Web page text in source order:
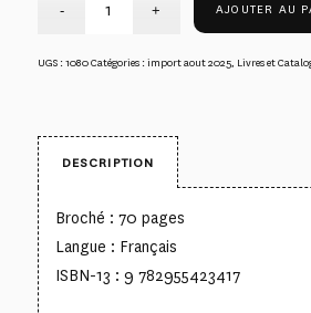
AJOUTER AU
UGS :1080Catégories :import aout 2025, Livres et
DESCRIPTION
Broché : 70 pages
Langue : Français
ISBN-13 : 9 782955423417